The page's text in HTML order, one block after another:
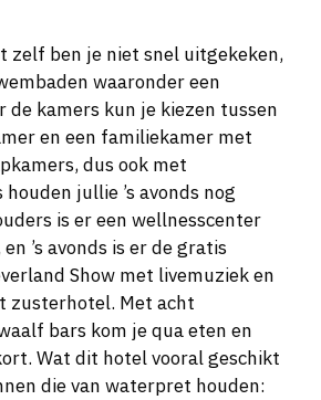
zelf ben je niet snel uitgekeken,
waaronder een
de kamers kun je kiezen tussen
en een familiekamer met
dus ook met
jullie ’s avonds nog
is er een wellnesscenter
’s avonds is er de gratis
Show met livemuziek en
zusterhotel. Met acht
bars kom je qua eten en
Wat dit hotel vooral geschikt
die van waterpret houden: